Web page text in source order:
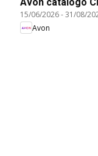
Avon catálogo
15/06/2026-31/08/
Avon